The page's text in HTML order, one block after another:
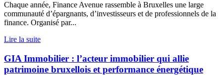
Chaque année, Finance Avenue rassemble à Bruxelles une large
communauté d’épargnants, d’investisseurs et de professionnels de la
finance. Organisé par...
Lire la suite
GIA Immobilier : l’acteur immobilier qui allie
patrimoine bruxellois et performance énergétique